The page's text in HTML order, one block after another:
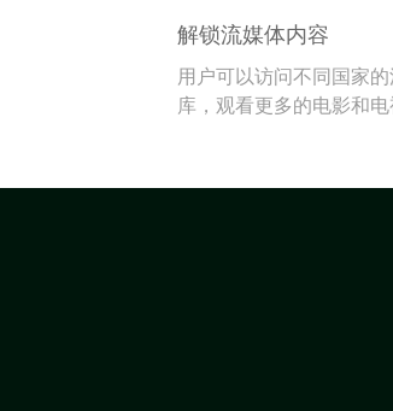
解锁流媒体内容
用户可以访问不同国家
库，观看更多的电影和电